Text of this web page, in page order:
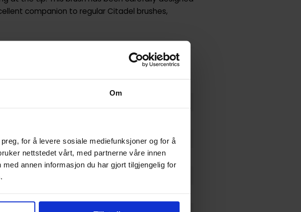
Om
for å levere sosiale mediefunksjoner og for å
nettstedet vårt, med partnerne våre innen
annen informasjon du har gjort tilgjengelig for
companion to regular Citadel brushes,
Citadel